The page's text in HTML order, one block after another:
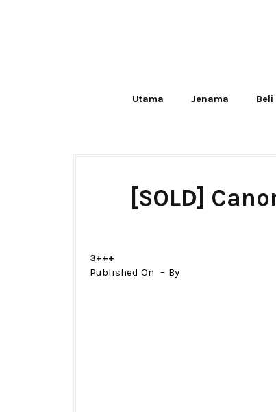
Utama Jenama
[SOLD]
3+++
Published On By